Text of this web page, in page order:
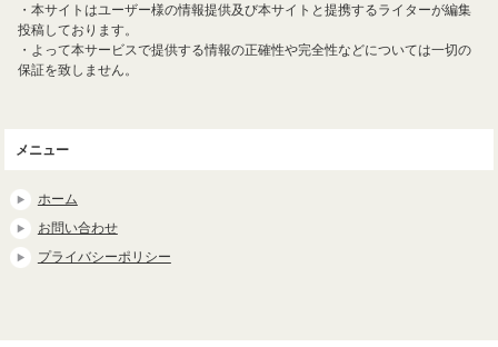
・本サイトはユーザー様の情報提供及び本サイトと提携するライターが編集
投稿しております。
・よって本サービスで提供する情報の正確性や完全性などについては一切の
保証を致しません。
メニュー
ホーム
お問い合わせ
プライバシーポリシー